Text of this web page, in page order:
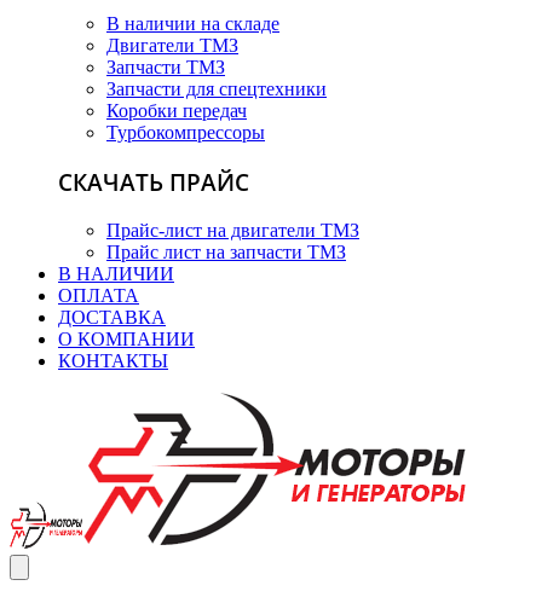
В наличии на складе
Двигатели ТМЗ
Запчасти ТМЗ
Запчасти для спецтехники
Коробки передач
Турбокомпрессоры
СКАЧАТЬ ПРАЙС
Прайс-лист на двигатели ТМЗ
Прайс лист на запчасти ТМЗ
В НАЛИЧИИ
ОПЛАТА
ДОСТАВКА
О КОМПАНИИ
КОНТАКТЫ